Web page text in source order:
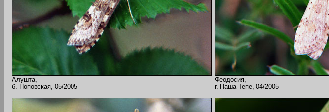
Алушта,
б. Поповская, 05/2005
Феодосия,
г. Паша-Тепе, 04/2005